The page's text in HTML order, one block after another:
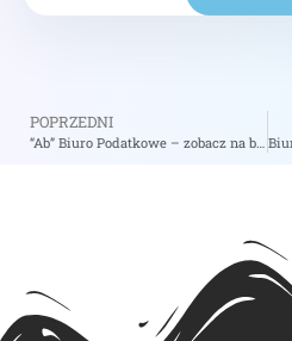
POPRZEDNI
“Ab” Biuro Podatkowe – zobacz na biizii.com